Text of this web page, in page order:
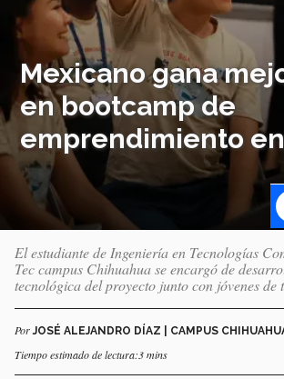
Mexicano gana
en bootcamp de
emprendimiento
El estudiante de Ingeniería en Tecnologías
Tec campus Chihuahua se encargó de
tecnológica del proyecto junto con jóvenes de
PorJOSÉ ALEJANDRO DÍAZ | CAMPUS
Tiempo estimado de lectura:3 mins